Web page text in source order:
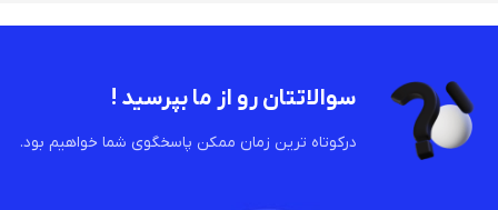
سوالاتتان رو از ما بپرسید !
درکوتاه ترین زمان ممکن پاسخگوی شما خواهیم بود.